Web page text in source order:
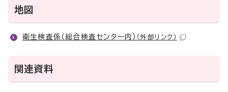
地図
衛生検査係（総合検査センター内） （外部リンク）
関連資料